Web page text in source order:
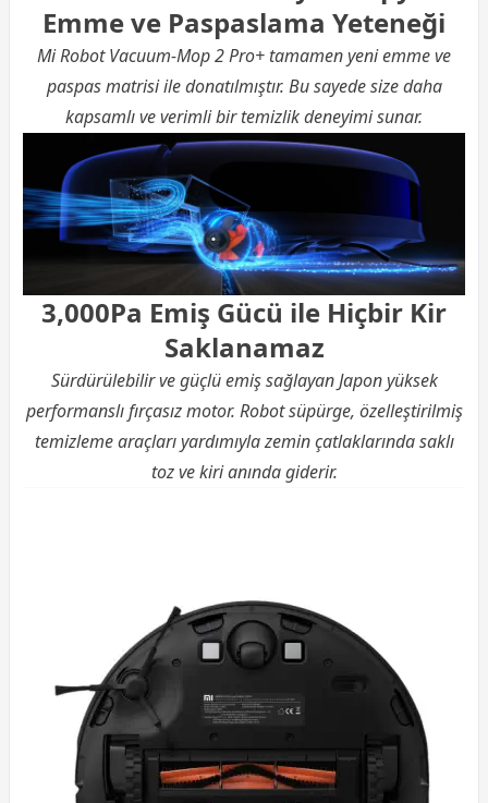
Emme ve Paspaslama Yeteneği
Mi Robot Vacuum-Mop 2 Pro+ tamamen yeni emme ve
paspas matrisi ile donatılmıştır. Bu sayede size daha
kapsamlı ve verimli bir temizlik deneyimi sunar.
3,000Pa Emiş Gücü ile Hiçbir Kir
Saklanamaz
Sürdürülebilir ve güçlü emiş sağlayan Japon yüksek
performanslı fırçasız motor. Robot süpürge, özelleştirilmiş
temizleme araçları yardımıyla zemin çatlaklarında saklı
toz ve kiri anında giderir.